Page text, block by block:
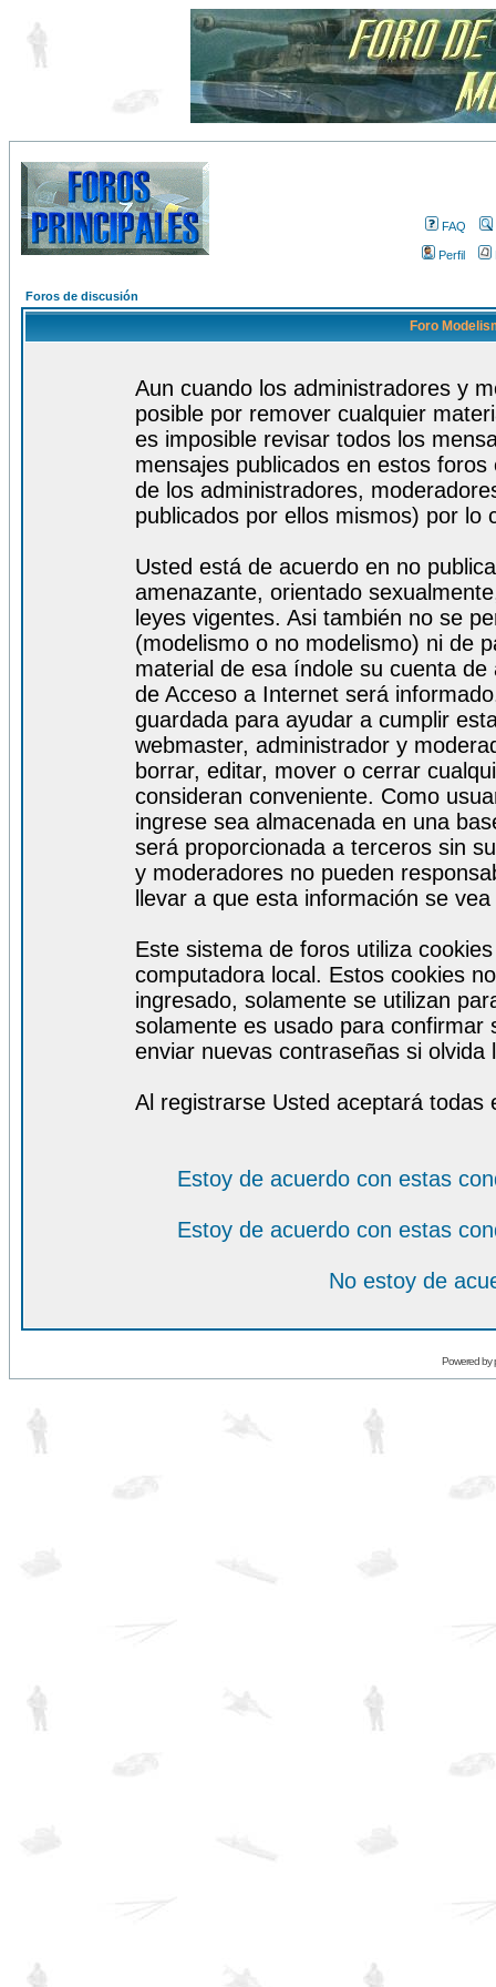
FAQ
Perfil
Foros de discusión
Foro
Aun cuando los administradores y
posible por remover cualquier
es imposible revisar todos los
mensajes publicados en estos
de los administradores,
publicados por ellos mismos) por lo
Usted está de acuerdo en no
amenazante, orientado
leyes vigentes. Asi también no se
(modelismo o no modelismo) ni de
material de esa índole su cuenta
de Acceso a Internet será
guardada para ayudar a cumplir
webmaster, administrador y
borrar, editar, mover o cerrar
consideran conveniente. Como
ingrese sea almacenada en una
será proporcionada a terceros sin
y moderadores no pueden
llevar a que esta información se
Este sistema de foros utiliza
computadora local. Estos cookies
ingresado, solamente se utilizan
solamente es usado para
enviar nuevas contraseñas si olvida
Al registrarse Usted aceptará todas
Estoy de acuerdo con estas
Estoy de acuerdo con estas
No estoy de
Powered by